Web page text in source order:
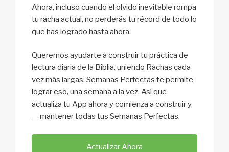
Ahora, incluso cuando el olvido inevitable rompa
tu racha actual, no perderás tu récord de todo lo
que has logrado hasta ahora.
Queremos ayudarte a construir tu práctica de
lectura diaria de la Biblia, uniendo Rachas cada
vez más largas. Semanas Perfectas te permite
lograr eso, una semana a la vez. Así que
actualiza tu App ahora y comienza a construir y
— mantener todas tus Semanas Perfectas.
Actualizar Ahora